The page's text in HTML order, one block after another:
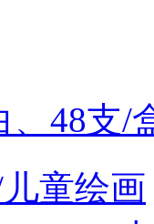
、48支/